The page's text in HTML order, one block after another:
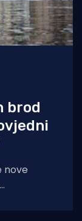
brod
nove